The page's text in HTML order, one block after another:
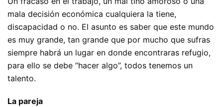
mala decisión económica cualquiera la tiene,
discapacidad o no. El asunto es saber que este mundo
es muy grande, tan grande que por mucho que sufras
siempre habrá un lugar en donde encontraras refugio,
para ello se debe “hacer algo”, todos tenemos un
talento.
La pareja